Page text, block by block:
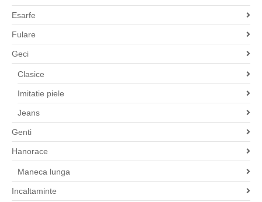
Esarfe
Fulare
Geci
Clasice
Imitatie piele
Jeans
Genti
Hanorace
Maneca lunga
Incaltaminte